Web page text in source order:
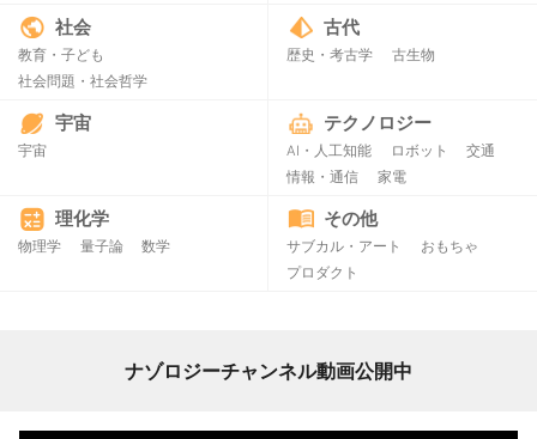
社会
教育・子ども
社会問題・社会哲学
古代
歴史・考古学 古生物
宇宙
宇宙
テクノロジー
AI・人工知能 ロボット
交通
情報・通信
家電
理化学
物理学 量子論 数学
その他
サブカル・アート
おもちゃ
プロダクト
ナゾロジーチャンネル動画公開中